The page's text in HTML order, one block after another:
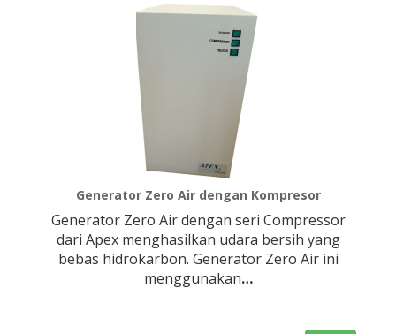
Generator Zero Air dengan Kompresor
Generator Zero Air dengan seri Compressor
dari Apex menghasilkan udara bersih yang
bebas hidrokarbon. Generator Zero Air ini
menggunakan…